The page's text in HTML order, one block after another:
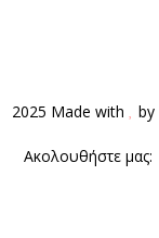
2025 Made with by
Ακολουθήστε μας: